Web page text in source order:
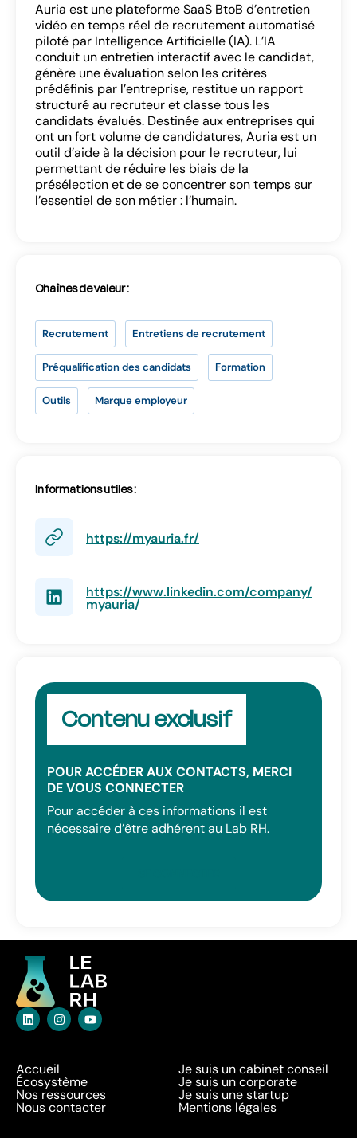
Auria est une plateforme SaaS BtoB d’entretien
vidéo en temps réel de recrutement automatisé
piloté par Intelligence Artificielle (IA). L’IA
conduit un entretien interactif avec le candidat,
génère une évaluation selon les critères
prédéfinis par l’entreprise, restitue un rapport
structuré au recruteur et classe tous les
candidats évalués. Destinée aux entreprises qui
ont un fort volume de candidatures, Auria est un
outil d’aide à la décision pour le recruteur, lui
permettant de réduire les biais de la
présélection et de se concentrer son temps sur
l’essentiel de son métier : l’humain.
Chaînes de valeur :
Recrutement Entretiens de recrutement
Préqualification des candidats Formation
Outils Marque employeur
Informations utiles :
https://myauria.fr/
https://www.linkedin.com/company/
myauria/
Contenu exclusif
POUR ACCÉDER AUX CONTACTS, MERCI
DE VOUS CONNECTER
Pour accéder à ces informations il est
nécessaire d’être adhérent au Lab RH.
Se connecter
SE CONNECTER
Vous n’avez pas d’adresse e-mail valide ?
Contactezcontact@lab-rh.com
Accueil
Écosystème
Nos ressources
Nous contacter
Je suis un cabinet conseil
Je suis un corporate
Je suis une startup
Mentions légales